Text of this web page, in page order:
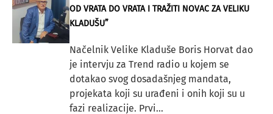
OD VRATA DO VRATA I TRAŽITI NOVAC ZA VELIKU
KLADUŠU”
Načelnik Velike Kladuše Boris Horvat dao
je intervju za Trend radio u kojem se
dotakao svog dosadašnjeg mandata,
projekata koji su urađeni i onih koji su u
fazi realizacije. Prvi...